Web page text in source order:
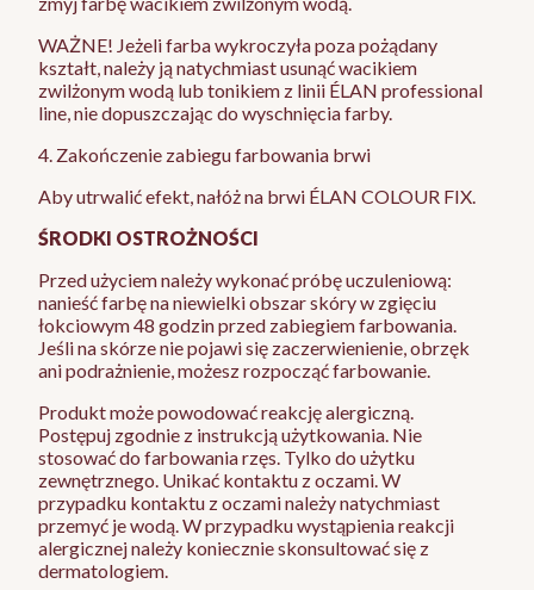
WAŻNE! Jeżeli farba wykroczyła poza pożądany
kształt, należy ją natychmiast usunąć wacikiem
zwilżonym wodą lub tonikiem z linii ÉLAN professional
line, nie dopuszczając do wyschnięcia farby.
4. Zakończenie zabiegu farbowania brwi
Aby utrwalić efekt, nałóż na brwi ÉLAN COLOUR FIX.
ŚRODKI OSTROŻNOŚCI
Przed użyciem należy wykonać próbę uczuleniową:
nanieść farbę na niewielki obszar skóry w zgięciu
łokciowym 48 godzin przed zabiegiem farbowania.
Jeśli na skórze nie pojawi się zaczerwienienie, obrzęk
ani podrażnienie, możesz rozpocząć farbowanie.
Produkt może powodować reakcję alergiczną.
Postępuj zgodnie z instrukcją użytkowania. Nie
stosować do farbowania rzęs. Tylko do użytku
zewnętrznego. Unikać kontaktu z oczami. W
przypadku kontaktu z oczami należy natychmiast
przemyć je wodą. W przypadku wystąpienia reakcji
alergicznej należy koniecznie skonsultować się z
dermatologiem.